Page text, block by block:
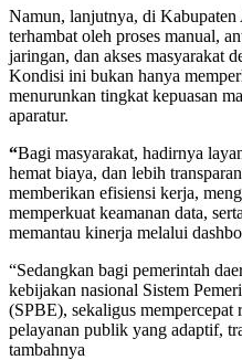
Namun, lanjutnya, di Kabupaten
terhambat oleh proses manual,
jaringan, dan akses masyarakat
Kondisi ini bukan hanya
menurunkan tingkat kepuasan
aparatur.
“Bagi masyarakat, hadirnya
hemat biaya, dan lebih
memberikan efisiensi kerja,
memperkuat keamanan data,
memantau kinerja melalui
“Sedangkan bagi pemerintah
kebijakan nasional Sistem
(SPBE), sekaligus
pelayanan publik yang adaptif,
tambahnya